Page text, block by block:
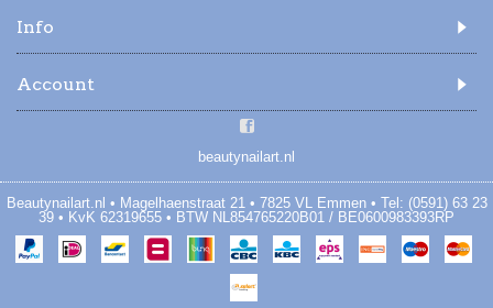
Info
Account
beautynailart.nl
Beautynailart.nl • Magelhaenstraat 21 • 7825 VL Emmen • Tel: (0591) 63 23
39 • KvK 62319655 • BTW NL854765220B01 / BE0600983393RP